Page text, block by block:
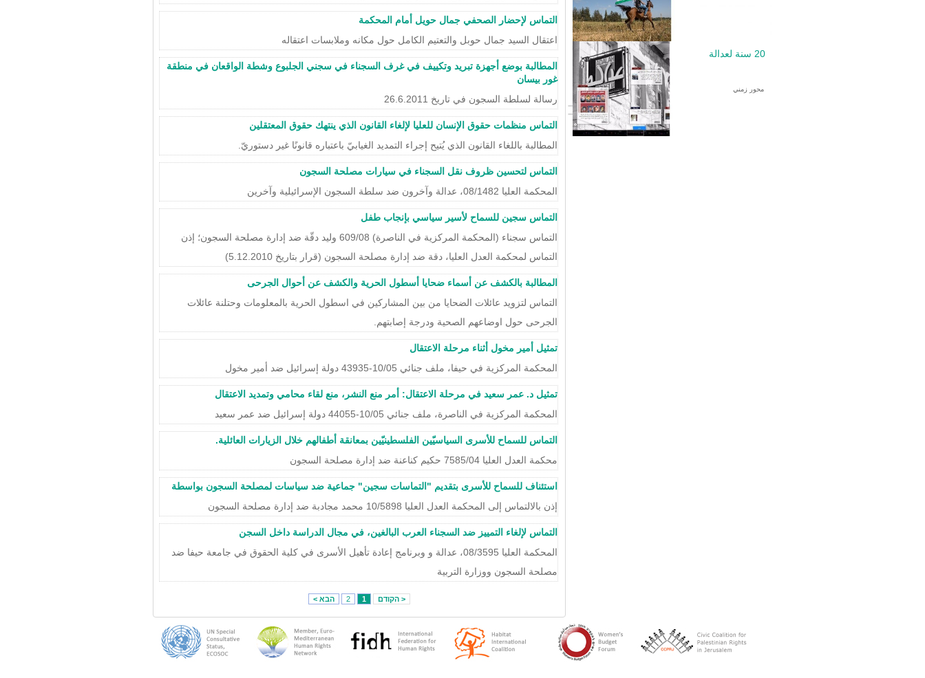
20 سنة لعدالة
محور زمني
التماس لإحضار الصحفي جمال حويل أمام المحكمة
اعتقال السيد جمال حوبل والتعتيم الكامل حول مكانه وملابسات اعتقاله
المطالبة بوضع أجهزة تبريد وتكييف في غرف السجناء في سجني الجلبوع وشطة الواقعان في منطقة
غور بيسان
رسالة لسلطة السجون في تاريخ 26.6.2011
التماس منظمات حقوق الإنسان للعليا لإلغاء القانون الذي ينتهك حقوق المعتقلين
المطالبة باللغاء القانون الذي يُتيح إجراء التمديد الغيابيّ باعتباره قانونًا غير دستوريّ.
التماس لتحسين ظروف نقل السجناء في سيارات مصلحة السجون
المحكمة العليا 08/1482، عدالة وآخرون ضد سلطة السجون الإسرائيلية وآخرين
التماس سجين للسماح لأسير سياسي بإنجاب طفل
التماس سجناء (المحكمة المركزية في الناصرة) 609/08 وليد دقّة ضد إدارة مصلحة السجون؛ إذن
التماس لمحكمة العدل العليا، دقة ضد إدارة مصلحة السجون (قرار بتاريخ 5.12.2010)
المطالبة بالكشف عن أسماء ضحايا أسطول الحرية والكشف عن أحوال الجرحى
التماس لتزويد عائلات الضحايا من بين المشاركين في اسطول الحرية بالمعلومات وحتلنة عائلات
الجرحى حول اوضاعهم الصحية ودرجة إصابتهم.
تمثيل أمير مخول أثناء مرحلة الاعتقال
المحكمة المركزية في حيفا، ملف جنائي 10/05-43935 دولة إسرائيل ضد أمير مخول
تمثيل د. عمر سعيد في مرحلة الاعتقال: أمر منع النشر، منع لقاء محامي وتمديد الاعتقال
المحكمة المركزية في الناصرة، ملف جنائي 10/05-44055 دولة إسرائيل ضد عمر سعيد
التماس للسماح للأسرى السياسيّين الفلسطينيّين بمعانقة أطفالهم خلال الزيارات العائلية.
محكمة العدل العليا 7585/04 حكيم كناعنة ضد إدارة مصلحة السجون
استئناف للسماح للأسرى بتقديم "التماسات سجين" جماعية ضد سياسات لمصلحة السجون بواسطة
إذن بالالتماس إلى المحكمة العدل العليا 10/5898 محمد مجادبة ضد إدارة مصلحة السجون
التماس لإلغاء التمييز ضد السجناء العرب البالغين، في مجال الدراسة داخل السجن
المحكمة العليا 08/3595، عدالة و وبرنامج إعادة تأهيل الأسرى في كلية الحقوق في جامعة حيفا ضد
مصلحة السجون ووزارة التربية
< הקודם 1
2 הבא >